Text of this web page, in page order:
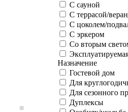
С сауной
С террасой/
С цоколем/
С эркером
Со вторым
Назначение
Гостевой дом
Для
Для сезонного
Дуплексы